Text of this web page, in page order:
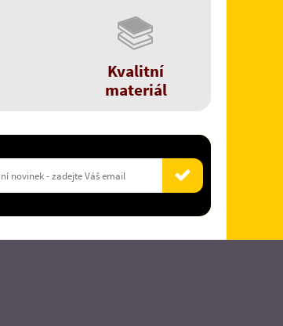
Kvalitní
materiál